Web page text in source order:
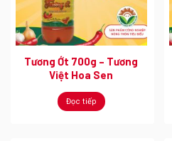
Tương Ớt 700g – Tương
Việt Hoa Sen
Đọc tiếp